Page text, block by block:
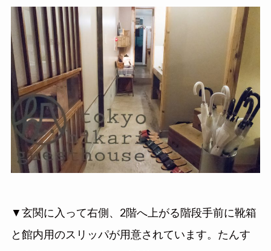
▼玄関に入って右側、2階へ上がる階段手前に靴箱
と館内用のスリッパが用意されています。たんす